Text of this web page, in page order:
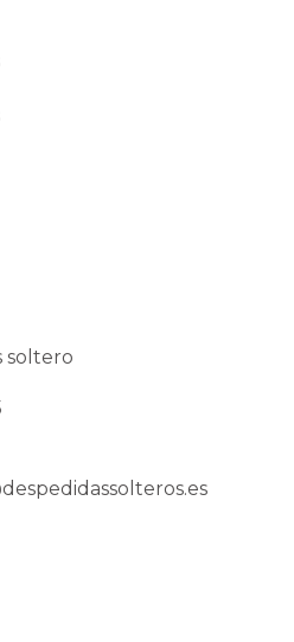
soltero